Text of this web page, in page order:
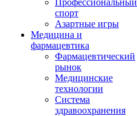
Профессиональный
спорт
Азартные игры
Медицина и
фармацевтика
Фармацевтический
рынок
Медицинские
технологии
Система
здравоохранения